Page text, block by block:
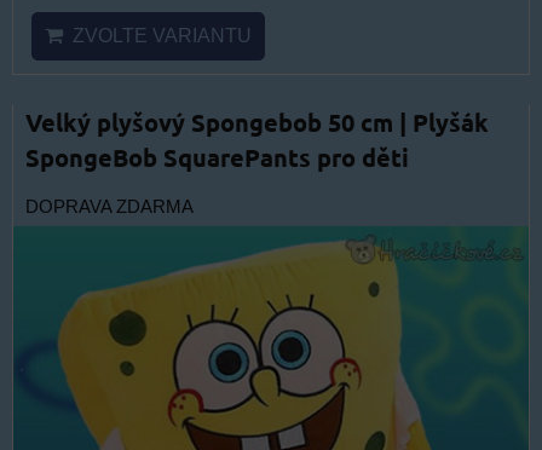
ZVOLTE VARIANTU
Velký plyšový Spongebob 50 cm | Plyšák
SpongeBob SquarePants pro děti
DOPRAVA ZDARMA